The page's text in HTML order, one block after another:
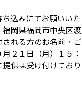
込みにてお願いいた
岡県福岡市中央
れる方のお名前・
月２１日（月）１５
供は受け付けており